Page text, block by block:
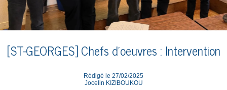
[ST-GEORGES] Chefs d'oeuvres : Intervention
Rédigé le 27/02/2025
Jocelin KIZIBOUKOU